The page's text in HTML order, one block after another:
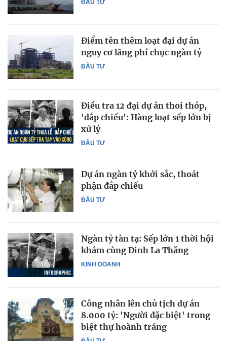
ĐẦU TƯ
ĐẦU TƯ
Điểm tên thêm loạt đại dự án
nguy cơ lãng phí chục ngàn tỷ
ĐẦU TƯ
Điều tra 12 đại dự án thoi thóp,
'đắp chiếu': Hàng loạt sếp lớn bị
xử lý
ĐẦU TƯ
Dự án ngàn tỷ khởi sắc, thoát
phận đắp chiếu
KINH DOANH
Ngàn tỷ tàn tạ: Sếp lớn 1 thời hội
khám cùng Đinh La Thăng
Công nhân lên chủ tịch dự án
8.000 tỷ: 'Người đặc biệt' trong
biệt thự hoành tráng